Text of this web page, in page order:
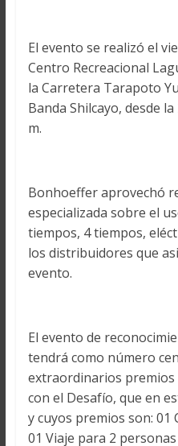
El evento se realizó el
Centro Recreacional
la Carretera Tarapoto
Banda Shilcayo, desde
m.
Bonhoeffer aprovechó
especializada sobre el
tiempos, 4 tiempos,
los distribuidores que
evento.
El evento de
tendrá como número
extraordinarios
con el Desafío, que en
y cuyos premios son: 01
01 Viaje para 2 personas